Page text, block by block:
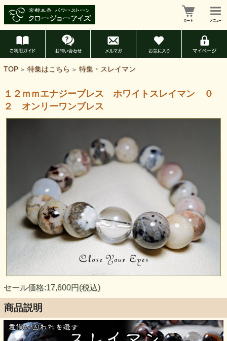
TOP > 特集はこちら > 特集・スレイマン
１２ｍｍエナジーブレス ホワイトスレイマン ０
２ オンリーワンブレス
セール価格:17,600円(税込)
商品説明